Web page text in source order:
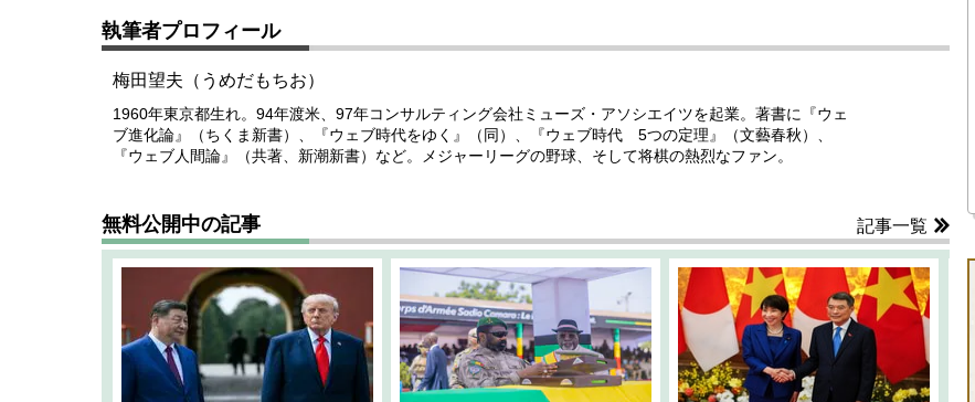
執筆者プロフィール
梅田望夫（うめだもちお）
1960年東京都生れ。94年渡米、97年コンサルティング会社ミューズ・アソシエイツを起業。著書に『ウェ
ブ進化論』（ちくま新書）、『ウェブ時代をゆく』（同）、『ウェブ時代 5つの定理』（文藝春秋）、
『ウェブ人間論』（共著、新潮新書）など。メジャーリーグの野球、そして将棋の熱烈なファン。
無料公開中の記事 記事一覧